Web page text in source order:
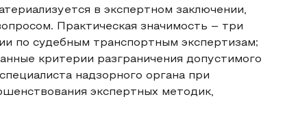
в экспертном заключении,
Практическая значимость – три
по судебным транспортным экспертизам;
критерии разграничения допустимого
надзорного органа при
экспертных методик,